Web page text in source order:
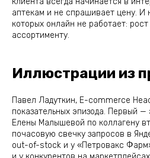
аптекам и не спрашивает цену. И
которых онлайн не работает:
ассортименту.
Иллюстрации из
Павел Ладуткин, E-commerce
показательных эпизода. Первый
Елены Малышевой по коллагену
почасовую свечку запросов в
out-of-stock и у «Петровакс